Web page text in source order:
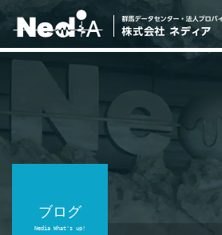
ブログ
Nedia What's up!